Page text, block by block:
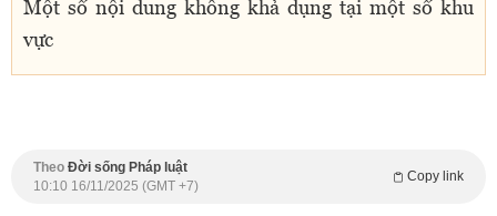
Một số nội dung không khả dụng tại một số khu
vực
Theo Đời sống Pháp luật
Copy link
10:10 16/11/2025 (GMT +7)